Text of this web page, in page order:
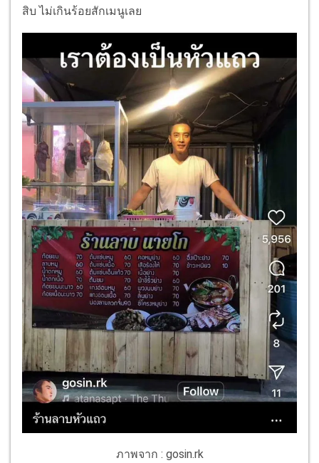
สิบ ไม่เกินร้อยสักเมนูเลย
ภาพจาก : gosin.rk